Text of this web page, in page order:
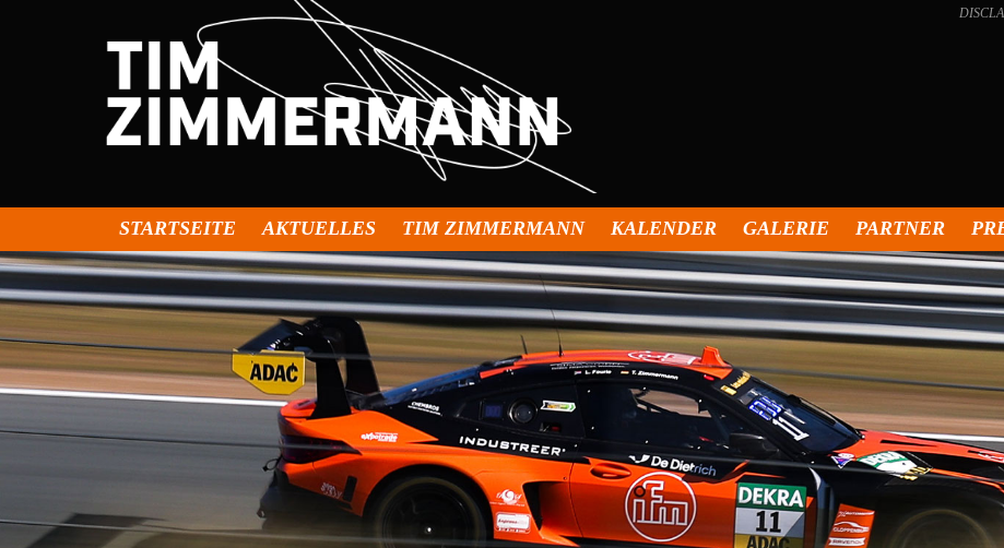
STARTSEITE AKTUELLES TIM ZIMMERMANN KALENDER GALERIE PARTNER